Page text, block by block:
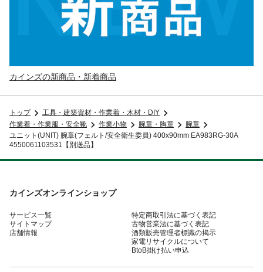
カインズの新商品・新着商品
トップ
工具・建築資材・作業着・木材・DIY
作業着・作業服・安全靴
作業小物 腕章・胸章
腕章
ユニット(UNIT) 腕章(フェルト/安全衛生委員) 400x90mm EA983RG-30A
4550061103531【別送品】
カインズオンラインショップ
サービス一覧
サイトマップ
店舗情報
特定商取引法に基づく表記
古物営業法に基づく表記
酒類販売管理者標識の掲示
家電リサイクルについて
BtoB掛け払い申込